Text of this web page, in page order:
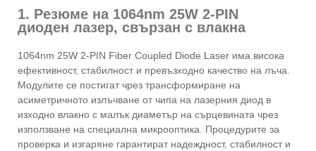
1. Резюме на 1064nm 25W 2-PIN
диоден лазер, свързан с влакна
1064nm 25W 2-PIN Fiber Coupled Diode Laser има висока
ефективност, стабилност и превъзходно качество на лъча.
Модулите се постигат чрез трансформиране на
асиметричното излъчване от чипа на лазерния диод в
изходно влакно с малък диаметър на сърцевината чрез
използване на специална микрооптика. Процедурите за
проверка и изгаряне гарантират надеждност, стабилност и